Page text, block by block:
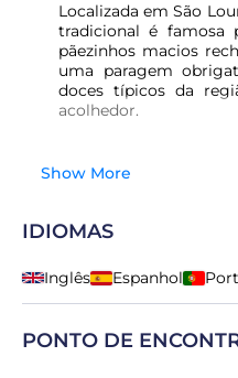
Localizada em São
tradicional é famosa
pãezinhos macios
uma paragem
doces típicos da
acolhedor.
Show More
IDIOMAS
Inglês Espanhol
PONTO DE